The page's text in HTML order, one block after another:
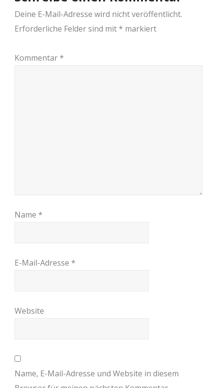
Deine E-Mail-Adresse wird nicht veröffentlicht.
Erforderliche Felder sind mit * markiert
Kommentar *
Name *
E-Mail-Adresse *
Website
Name, E-Mail-Adresse und Website in diesem